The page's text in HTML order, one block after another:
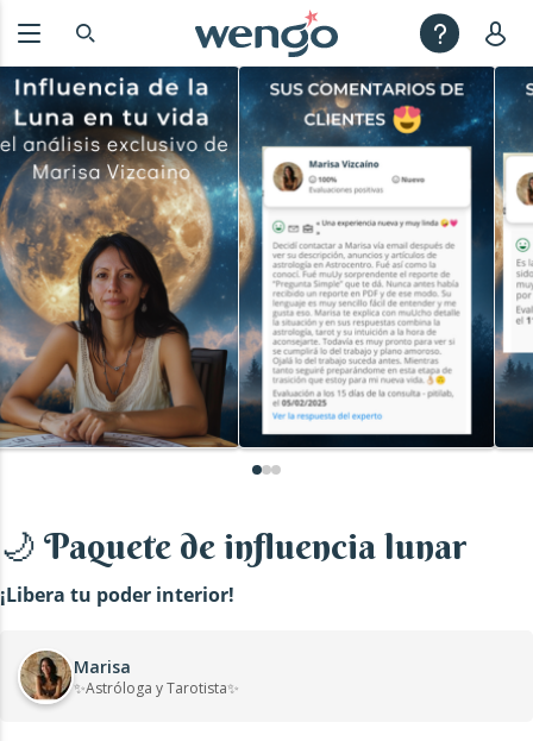
🌙 Paquete de influencia lunar
¡Libera tu poder interior!
Marisa
✨Astróloga y Tarotista✨